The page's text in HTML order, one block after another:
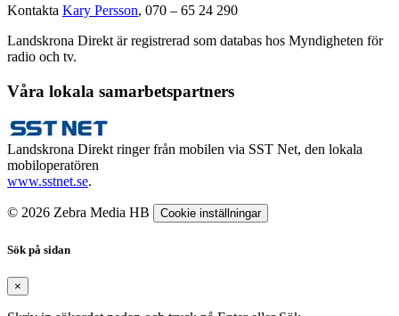
Kontakta Kary Persson, 070 – 65 24 290
Landskrona Direkt är registrerad som databas hos Myndigheten för
radio och tv.
Våra lokala samarbetspartners
Landskrona Direkt ringer från mobilen via SST Net, den lokala
mobiloperatören
www.sstnet.se.
© 2026 Zebra Media HB Cookie inställningar
Sök på sidan
×